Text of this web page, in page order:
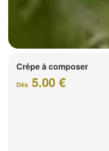
Crêpe à composer
Dès 5.00 €